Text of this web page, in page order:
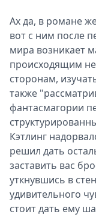
Ах да, в романе
вот с ним после
мира возникает
происходящим не
сторонам,
также
фантасмагории
Кэтлинг
решил дать
заставить вас
уткнувшись в
удивительного
стоит дать ему